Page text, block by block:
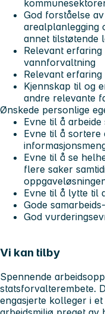
God forståelse
arealplanlegging
annet tilstøtende
Relevant
vannforvaltning
Relevant
Kjennskap til og
andre relevante
Ønskede personlige
Evne til å
Evne til å
Evne til å se
flere saker
Evne til å lytte til
Gode
God
Vi kan tilby
Spennende
statsforvalterembete.
engasjerte kolleger i